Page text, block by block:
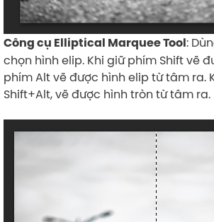
Công cụ Elliptical Marquee Tool:
chọn hình elip. Khi giữ phím Shift vẽ
phím Alt vẽ được hình elip từ tâm ra.
Shift+Alt, vẽ được hình tròn từ tâm ra.